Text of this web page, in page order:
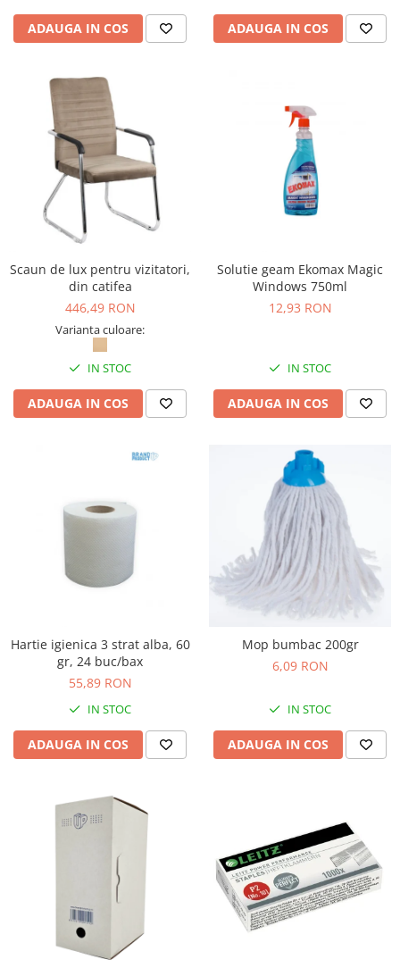
Seturi si scule de baza
Lampi portabile
Lanterne, lampi si accesorii
Pentru masini, biciclete si prim
Noutati si inovatii
Pachete Cadou Premium
Promotii si reduceri
LICHIDARE DE STOC
ADAUGA IN COS ADAUGA IN COS
Scaun de lux pentru vizitatori,
din catifea
446,49 RON
Varianta culoare:
IN STOC
ADAUGA IN COS
Solutie geam Ekomax Magic
Windows 750ml
12,93 RON
IN STOC
ADAUGA IN COS
Hartie igienica 3 strat alba, 60
gr, 24 buc/bax
55,89 RON
IN STOC
ADAUGA IN COS
Mop bumbac 200gr
6,09 RON
IN STOC
ADAUGA IN COS